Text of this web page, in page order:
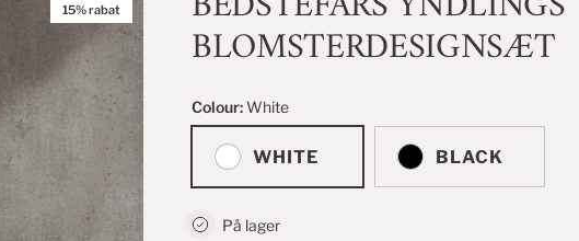
15% rabat
BLOMSTERDESIGNSÆT
Colour:White
WHITE BLACK
På lager